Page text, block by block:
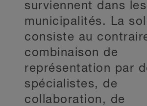
surviennent dans les
municipalités. La
consiste au
combinaison de
représentation par
spécialistes, de
collaboration, de